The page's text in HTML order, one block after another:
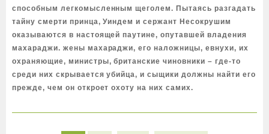
способным легкомысленным щеголем. Пытаясь разгадать
тайну смерти принца, Уиндем и сержант Несокрушим
оказываются в настоящей паутине, опутавшей владения
махараджи. жены махараджи, его наложницы, евнухи, их
охраняющие, министры, британские чиновники – где-то
среди них скрывается убийца, и сыщики должны найти его
прежде, чем он откроет охоту на них самих.